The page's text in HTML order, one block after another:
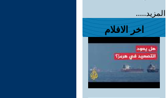
المزيد.....
اخر الافلام